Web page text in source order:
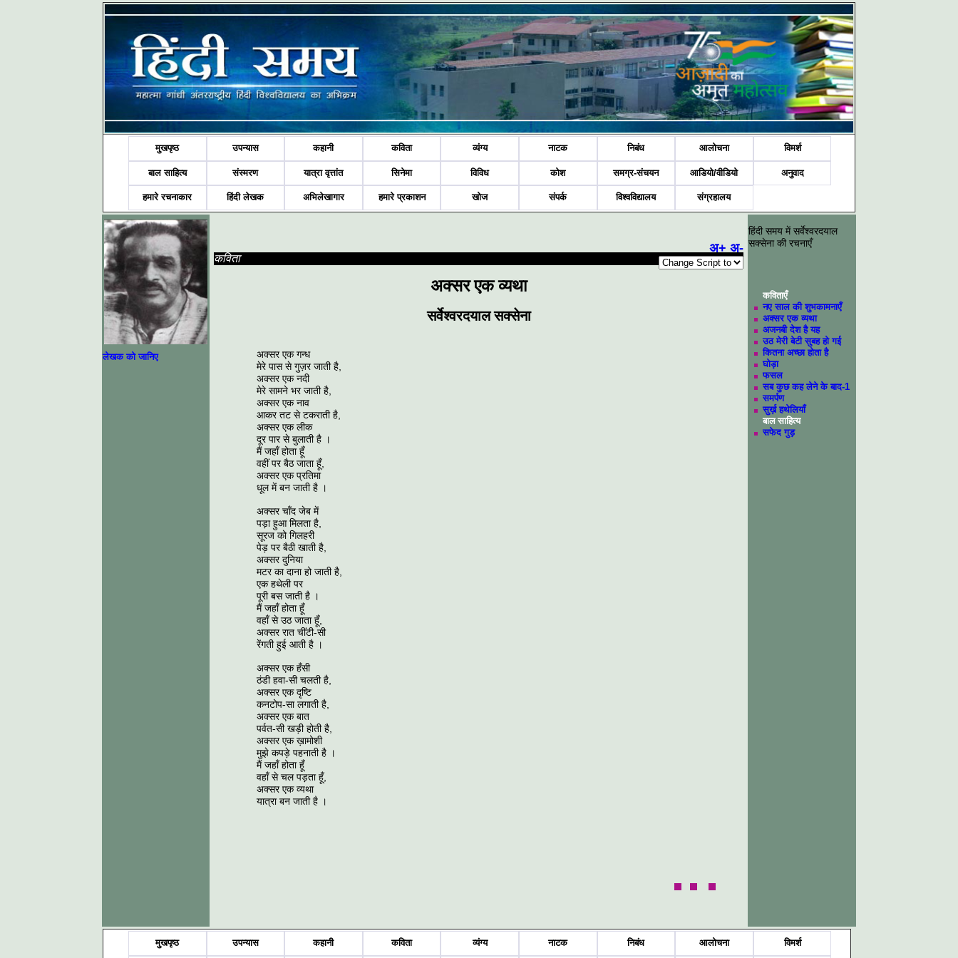
मुखपृष्ठ उपन्यास कहानी कविता व्यंग्य नाटक निबंध आलोचना विमर्श
बाल साहित्य संस्मरण यात्रा वृत्तांत सिनेमा विविध कोश समग्र-संचयन आडियो/वीडियो अनुवाद
हमारे रचनाकार हिंदी लेखक अभिलेखागार हमारे प्रकाशन खोज संपर्क विश्वविद्यालय संग्रहालय
लेखक को जानिए
अ+ अ-
कविता
अक्सर एक व्यथा
सर्वेश्वरदयाल सक्सेना
अक्सर एक गन्ध
मेरे पास से गुज़र जाती है,
अक्सर एक नदी
मेरे सामने भर जाती है,
अक्सर एक नाव
आकर तट से टकराती है,
अक्सर एक लीक
दूर पार से बुलाती है ।
मैं जहाँ होता हूँ
वहीं पर बैठ जाता हूँ,
अक्सर एक प्रतिमा
धूल में बन जाती है ।
अक्सर चाँद जेब में
पड़ा हुआ मिलता है,
सूरज को गिलहरी
पेड़ पर बैठी खाती है,
अक्सर दुनिया
मटर का दाना हो जाती है,
एक हथेली पर
पूरी बस जाती है ।
मैं जहाँ होता हूँ
वहाँ से उठ जाता हूँ,
अक्सर रात चींटी-सी
रेंगती हुई आती है ।
अक्सर एक हँसी
ठंडी हवा-सी चलती है,
अक्सर एक दृष्टि
कनटोप-सा लगाती है,
अक्सर एक बात
पर्वत-सी खड़ी होती है,
अक्सर एक ख़ामोशी
मुझे कपड़े पहनाती है ।
मैं जहाँ होता हूँ
वहाँ से चल पड़ता हूँ,
अक्सर एक व्यथा
यात्रा बन जाती है ।
हिंदी समय में सर्वेश्वरदयाल
सक्सेना की रचनाएँ
कविताएँ
नए साल की शुभकामनाएँ
अक्सर एक व्यथा
अजनबी देश है यह
उठ मेरी बेटी सुबह हो गई
कितना अच्छा होता है
घोड़ा
फसल
सब कुछ कह लेने के बाद-1
समर्पण
सुर्ख़ हथेलियाँ
बाल साहित्य
सफेद गुड़
मुखपृष्ठ उपन्यास कहानी कविता व्यंग्य नाटक निबंध आलोचना विमर्श